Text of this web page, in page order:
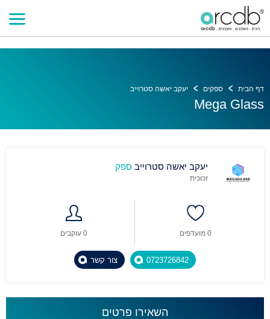
" />
דף הבית ספקים יעקב יאשה סטרוייב
Mega Glass
יעקב יאשה סטרוייב ספק
זכוכית
0 עוקבים 0 מועדפים
צור קשר 0723726842
השאירו פרטים